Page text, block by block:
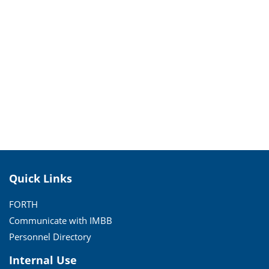
Quick Links
FORTH
Communicate with IMBB
Personnel Directory
Internal Use